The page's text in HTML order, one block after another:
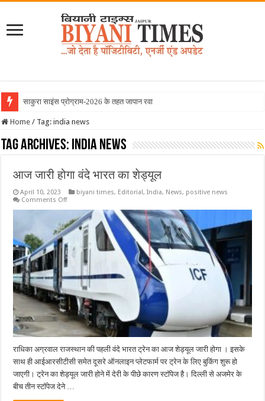
साकुरा साइंस प्रोग्राम-2026 के तहत जापान रवाना हुई बियानी ग्रुप
Home / Tag:india news
Tag Archives: india news
आज जारी होगा वंदे भारत का शेड्यूल
April 10, 2023 biyani times, Editorial,India, News, positive news
Comments Offon
होगा
वंदे
भारत
का
शेड्यूल
राधिका अग्रवाल राजस्थान की पहली वंदे भारत ट्रेन का आज शेड्यूल जारी होगा । इसके
साथ ही आईआरसीटीसी समेत दूसरे ऑनलाइन प्लेटफार्म पर ट्रेन के लिए बुकिंग शुरू हो
जाएगी। ट्रेन का शेड्यूल जारी होने में देरी के पीछे कारण स्टॉपेज है। दिल्ली से अजमेर के
बीच तीन स्टॉपेज देने …